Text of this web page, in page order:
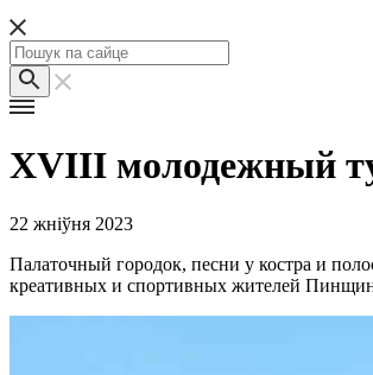
XVIII молодежный
22 жніўня 2023
Палаточный городок, песни у костра и
креативных и спортивных жителей